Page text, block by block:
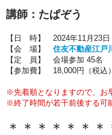
講師： たぱぞう
【日 時】 2024年11月23日
【会 場】 住友不動産江戸
【定 員】 会場参加 45名
【参加費】 18,000円（税込）
※先着順となりますので、お
※終了時間が若干前後する可
＊＊＊＊＊＊